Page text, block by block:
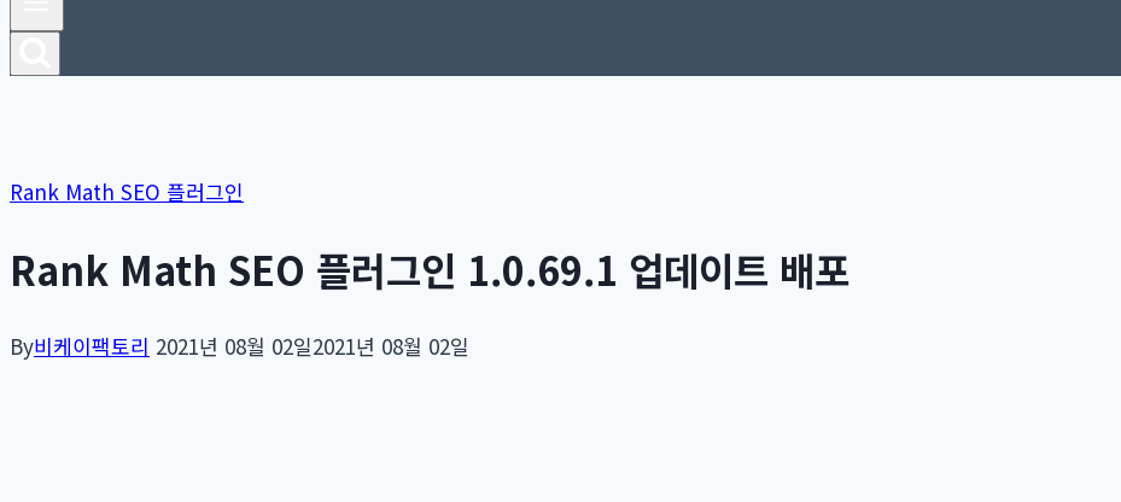
Rank Math SEO 플러그인
Rank Math SEO 플러그인 1.0.69.1 업데이트 배포
By비케이팩토리 2021년 08월 02일2021년 08월 02일